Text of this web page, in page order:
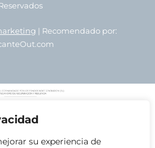
su experiencia de
| Recomendado por: